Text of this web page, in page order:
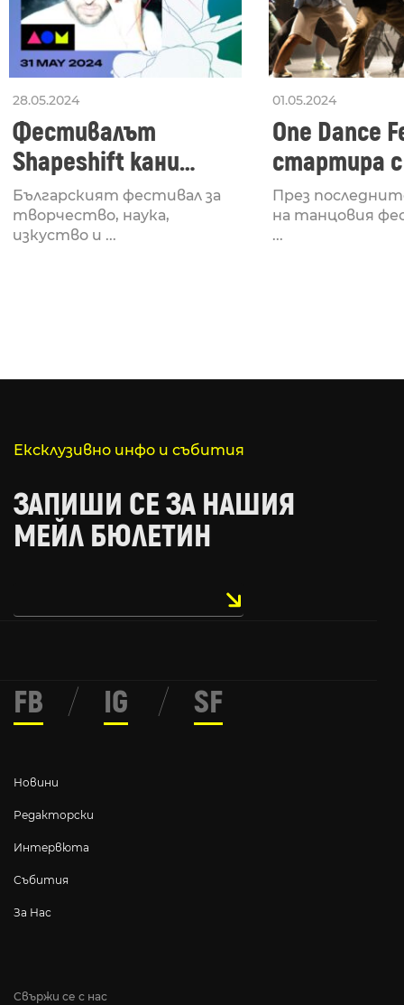
28.05.2024
Фестивалът
Shapeshift кани
Fabrizio Mammarella
за откриването си
Българският фестивал за
творчество, наука,
изкуство и ...
01.05.2024
One Dance
стартира
Lucid,
рейв
През
на танцовия
...
Ексклузивно инфо и събития
ЗАПИШИ СЕ ЗА НАШИЯ
МЕЙЛ БЮЛЕТИН
Свържи се с нас
Новини
Редакторски
Интервюта
Събития
За Нас
FB / IG / SF